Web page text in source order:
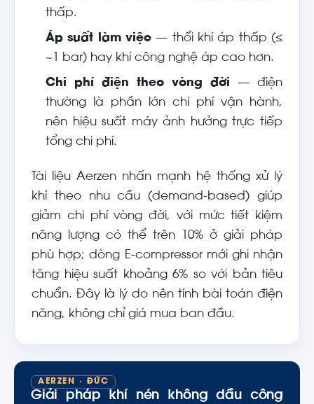
thấp.
Áp suất làm việc — thổi khí áp thấp (≤
~1 bar) hay khí công nghệ áp cao hơn.
Chi phí điện theo vòng đời — điện
thường là phần lớn chi phí vận hành,
nên hiệu suất máy ảnh hưởng trực tiếp
tổng chi phí.
Tài liệu Aerzen nhấn mạnh hệ thống xử lý
khí theo nhu cầu (demand-based) giúp
giảm chi phí vòng đời, với mức tiết kiệm
năng lượng có thể trên 10% ở giải pháp
phù hợp; dòng E-compressor mới ghi nhận
tăng hiệu suất khoảng 6% so với bản tiêu
chuẩn. Đây là lý do nên tính bài toán điện
năng, không chỉ giá mua ban đầu.
AERZEN · ĐỨC
Giải pháp khí nén không dầu công